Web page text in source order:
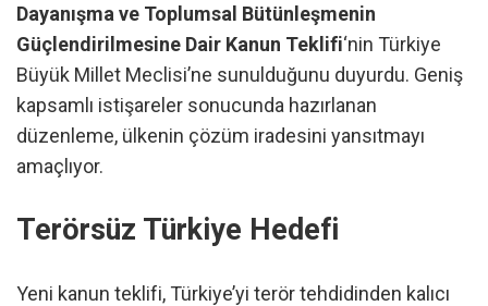
Dayanışma ve Toplumsal Bütünleşmenin
Güçlendirilmesine Dair Kanun Teklifi‘nin Türkiye
Büyük Millet Meclisi’ne sunulduğunu duyurdu. Geniş
kapsamlı istişareler sonucunda hazırlanan
düzenleme, ülkenin çözüm iradesini yansıtmayı
amaçlıyor.
Terörsüz Türkiye Hedefi
Yeni kanun teklifi, Türkiye’yi terör tehdidinden kalıcı